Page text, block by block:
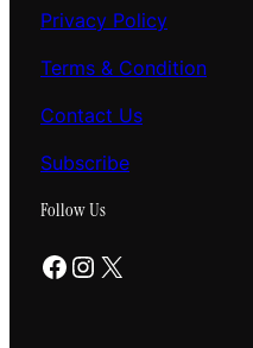
Privacy Policy
Terms & Condition
Contact Us
Subscribe
Follow Us
Facebook Instagram X